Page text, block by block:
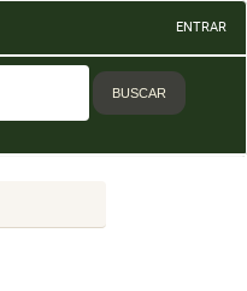
ENTRAR
BUSCAR